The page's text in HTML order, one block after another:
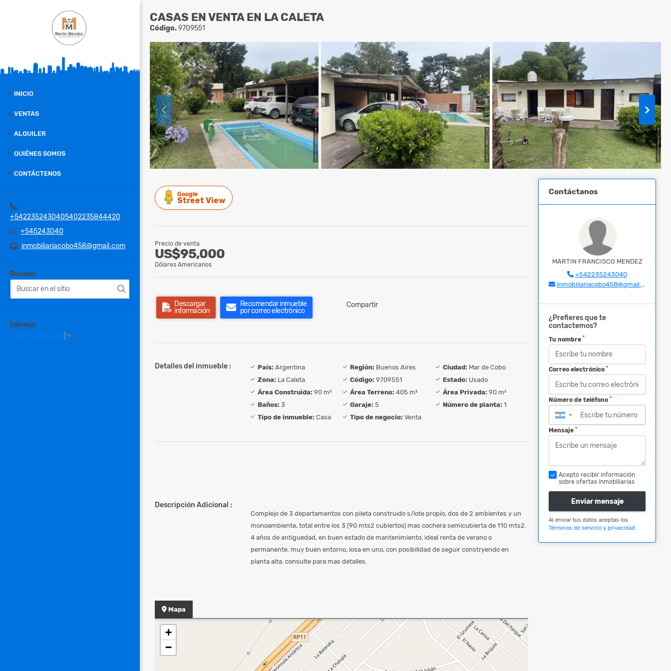
INICIO
VENTAS
ALQUILER
QUIÉNES SOMOS
CONTÁCTENOS
+5422352430405402235844420
+545243040
inmobiliariacobo458@gmail.com
Buscar:
Idioma:
Select Language ▼
CASAS EN VENTA EN LA CALETA
Código.9709551
Google
Street View
Precio de venta
US$95,000
Dólares Americanos
Descargar
información
Recomendar inmueble
por correo electrónico
Compartir
Detalles del inmueble : País: Argentina Región: Buenos Aires Ciudad: Mar de Cobo
Zona: La Caleta Código: 9709551 Estado: Usado
Área Construida: 90 m² Área Terreno: 405 m² Área Privada: 90 m²
Baños: 3 Garaje: 5 Número de planta: 1
Tipo de inmueble: Casa Tipo de negocio: Venta
Descripción Adicional :
Complejo de 3 departamentos con pileta construido s/lote propio, dos de 2 ambientes y un
monoambiente, total entre los 3 (90 mts2 cubiertos) mas cochera semicubierta de 110 mts2.
4 años de antiguedad, en buen estado de mantenimiento, ideal renta de verano o
permanente. muy buen entorno, losa en uno, con posibilidad de seguir constryendo en
planta alta. consulte para mas detalles.
Mapa
+
−
Contáctanos
MARTIN FRANCISCO MENDEZ
+542235243040
inmobiliariacobo458@gmail.com
¿Prefieres que te
contactemos?
Tu nombre *
Correo electrónico *
Número de teléfono *
▼
Mensaje *
Acepto recibir información
sobre ofertas inmobiliarias
Enviar mensaje
Al enviar tus datos aceptas los
Términos de servicio y privacidad